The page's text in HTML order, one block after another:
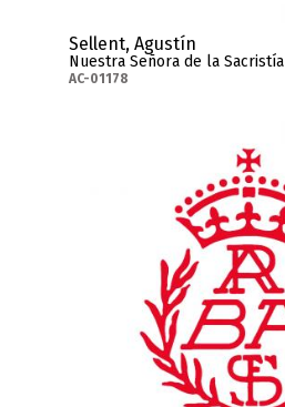
Sellent, Agustín
Nuestra Señora de la Sacristía
AC-01178